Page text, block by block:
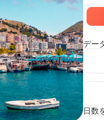
eSIMを利
FAQ
デー
日数